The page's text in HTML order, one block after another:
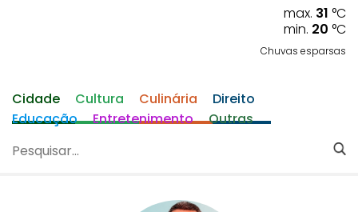
max. 31 °C
min. 20 °C
Chuvas esparsas
Cidade Cultura Culinária
Direito
Educação
Entretenimento Outras